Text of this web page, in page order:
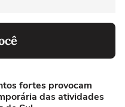
fortes provocam
das atividades